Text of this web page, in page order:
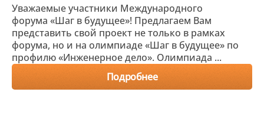
Уважаемые участники Международного
форума «Шаг в будущее»! Предлагаем Вам
представить свой проект не только в рамках
форума, но и на олимпиаде «Шаг в будущее» по
профилю «Инженерное дело». Олимпиада ...
Подробнее